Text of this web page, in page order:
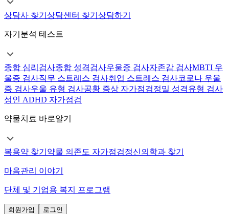
상담사 찾기 상담센터 찾기 상담하기
자기분석 테스트
종합 심리검사종합 성격검사우울증 검사자존감 검사MBTI 우
울증 검사직무 스트레스 검사취업 스트레스 검사코로나 우울
증 검사우울 유형 검사공황 증상 자가점검정밀 성격유형 검사
성인 ADHD 자가점검
약물치료 바로알기
복용약 찾기 약물 의존도 자가점검정신의학과 찾기
마음관리 이야기
단체 및 기업용 복지 프로그램
회원가입 로그인